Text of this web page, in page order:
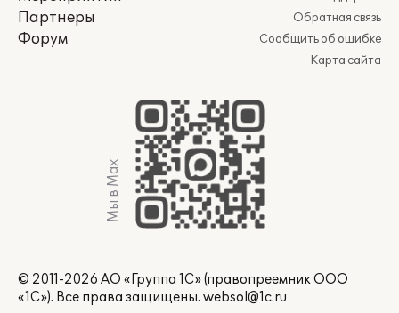
Партнеры
Форум
Обратная связь
Сообщить об ошибке
Карта сайта
Мы в Max
© 2011-2026 АО «Группа 1С» (правопреемник ООО
«1С»). Все права защищены. websol@1c.ru